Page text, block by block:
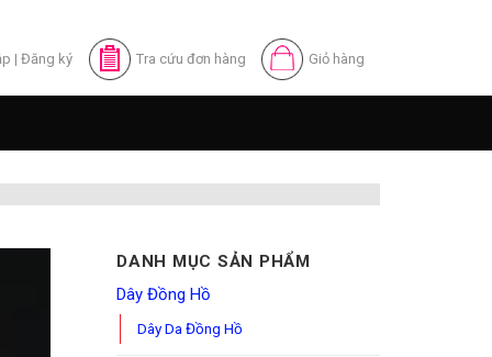
| Đăng ký Tra cứu đơn hàng Giỏ hàng
DANH MỤC SẢN PHẨM
Dây Đồng Hồ
Dây Da Đồng Hồ